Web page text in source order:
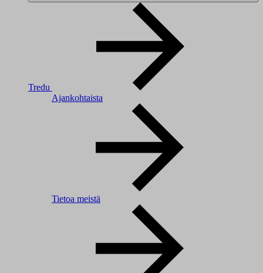
Tredu
Ajankohtaista
Tietoa meistä